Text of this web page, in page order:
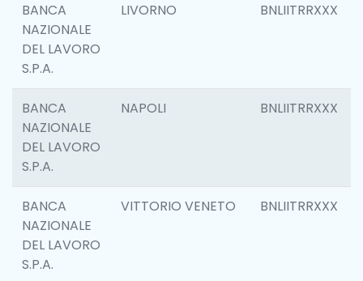
BANCA
NAZIONALE
DEL LAVORO
S.P.A.
LIVORNO BNLIITRRXXX
BANCA
NAZIONALE
DEL LAVORO
S.P.A.
NAPOLI BNLIITRRXXX
BANCA
NAZIONALE
DEL LAVORO
S.P.A.
VITTORIO VENETO BNLIITRRXXX